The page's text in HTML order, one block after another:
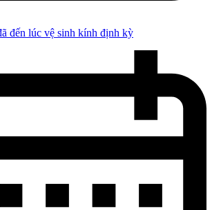
đến lúc vệ sinh kính định kỳ